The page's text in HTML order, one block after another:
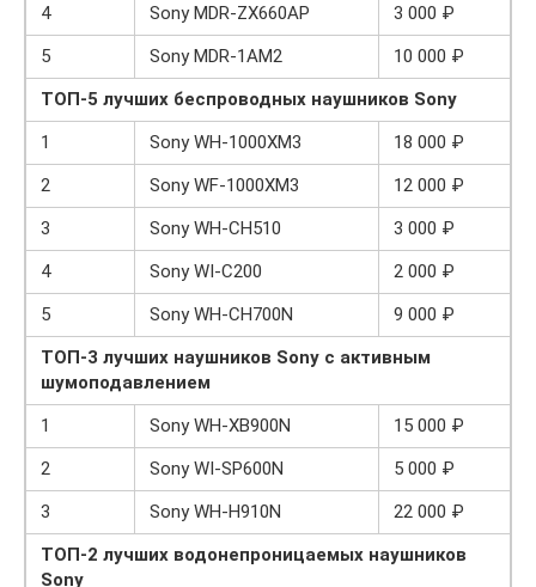
4
Sony MDR-ZX660AP
3 000 ₽
5
Sony MDR-1AM2
10 000 ₽
ТОП-5 лучших беспроводных наушников Sony
1
Sony WH-1000XM3
18 000 ₽
2
Sony WF-1000XM3
12 000 ₽
3
Sony WH-CH510
3 000 ₽
4
Sony WI-C200
2 000 ₽
5
Sony WH-CH700N
9 000 ₽
ТОП-3 лучших наушников Sony с активным
шумоподавлением
1
Sony WH-XB900N
15 000 ₽
2
Sony WI-SP600N
5 000 ₽
3
Sony WH-H910N
22 000 ₽
ТОП-2 лучших водонепроницаемых наушников
Sony